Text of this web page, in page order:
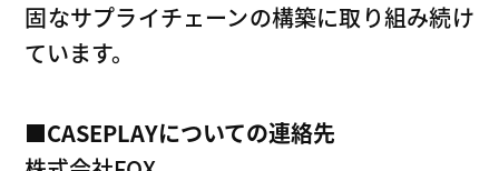
固なサプライチェーンの構築に取り組み続け
ています。
■CASEPLAYについての連絡先